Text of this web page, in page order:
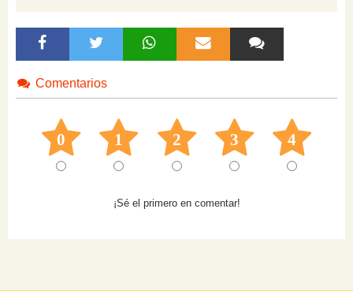
Comentarios
0 1 2 3 4
¡Sé el primero en comentar!